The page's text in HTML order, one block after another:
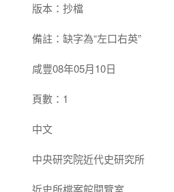
版本：抄檔
備註：缺字為“左口右英”
咸豐08年05月10日
頁數：1
中文
中央研究院近代史研究所
近史所檔案館閱覽室